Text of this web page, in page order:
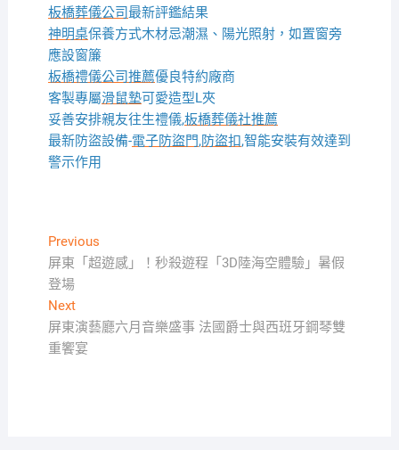
板橋葬儀公司最新評鑑結果
神明桌保養方式木材忌潮濕、陽光照射，如置窗旁
應設窗簾
板橋禮儀公司推薦優良特約廠商
客製專屬滑鼠墊可愛造型L夾
妥善安排親友往生禮儀,板橋葬儀社推薦
最新防盜設備-電子防盜門,防盜扣,智能安裝有效達到
警示作用
文
章
導
覽
PreviousPrevious
post:
屏東「超遊感」！秒殺遊程「3D陸海空體驗」暑假
登場
NextNext
post:
屏東演藝廳六月音樂盛事 法國爵士與西班牙鋼琴雙
重饗宴